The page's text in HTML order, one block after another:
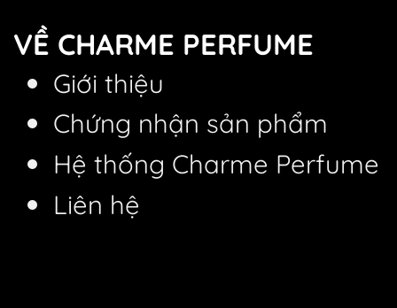
VỀ CHARME PERFUME
Giới thiệu
Chứng nhận sản phẩm
Hệ thống Charme Perfume
Liên hệ